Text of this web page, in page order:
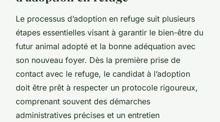
Le processus d’adoption en refuge suit plusieurs
étapes essentielles visant à garantir le bien-être du
futur animal adopté et la bonne adéquation avec
son nouveau foyer. Dès la première prise de
contact avec le refuge, le candidat à l’adoption
doit être prêt à respecter un protocole rigoureux,
comprenant souvent des démarches
administratives précises et un entretien